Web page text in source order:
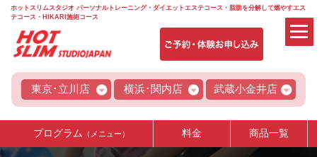
ホットスリムスタジオ パーソナルトレーニング・ダイエットエステコース・脂肪を分解して燃やすエス
テコース・HIKARI施術コース
東京･立川店 横浜･関内店 武蔵小金井店
プログラム （メニュー） 料金 商品一覧